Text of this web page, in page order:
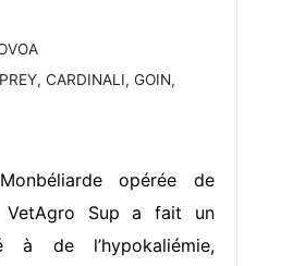
CARDINALI, GOIN,
opérée de
VetAgro Sup a fait un
à de l’hypokaliémie,